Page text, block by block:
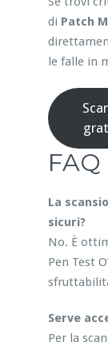
di Patch
le falle in
FAQ
La
sicuri?
No. È
Pen Test
Serve
Per la